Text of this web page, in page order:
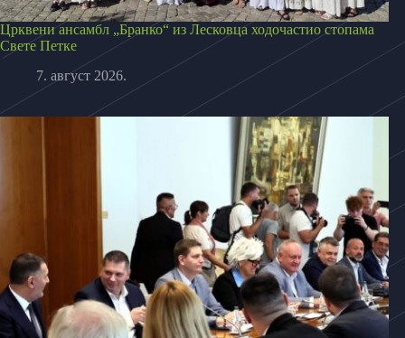
Црквени ансамбл „Бранко“ из Лесковца ходочастио стопама
Свете Петке
7. август 2026.